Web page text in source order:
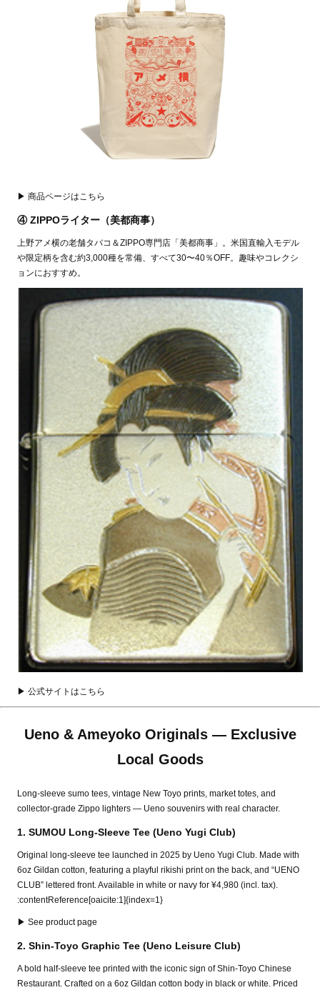
▶ 商品ページはこちら
④ ZIPPOライター（美都商事）
上野アメ横の老舗タバコ＆ZIPPO専門店「美都商事」。米国直輸入モデル
や限定柄を含む約3,000種を常備、すべて30〜40％OFF。趣味やコレクシ
ョンにおすすめ。
▶ 公式サイトはこちら
Ueno & Ameyoko Originals — Exclusive
Local Goods
Long-sleeve sumo tees, vintage New Toyo prints, market totes, and
collector-grade Zippo lighters — Ueno souvenirs with real character.
1. SUMOU Long-Sleeve Tee (Ueno Yugi Club)
Original long-sleeve tee launched in 2025 by Ueno Yugi Club. Made with
6oz Gildan cotton, featuring a playful rikishi print on the back, and “UENO
CLUB” lettered front. Available in white or navy for ¥4,980 (incl. tax).
:contentReference[oaicite:1]{index=1}
▶ See product page
2. Shin-Toyo Graphic Tee (Ueno Leisure Club)
A bold half‑sleeve tee printed with the iconic sign of Shin‑Toyo Chinese
Restaurant. Crafted on a 6oz Gildan cotton body in black or white. Priced